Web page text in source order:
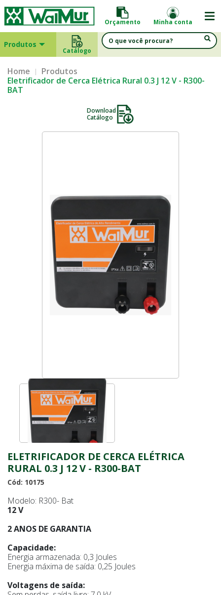
Orçamento Minha conta
Produtos
Catálogo
Home
Produtos
Eletrificador de Cerca Elétrica Rural 0.3 J 12 V - R300-
BAT
Download
Catálogo
ELETRIFICADOR DE CERCA ELÉTRICA
RURAL 0.3 J 12 V - R300-BAT
Cód: 10175
Modelo: R300- Bat
12 V
2 ANOS DE GARANTIA
Capacidade:
Energia armazenada: 0,3 Joules
Energia máxima de saída: 0,25 Joules
Voltagens de saída: